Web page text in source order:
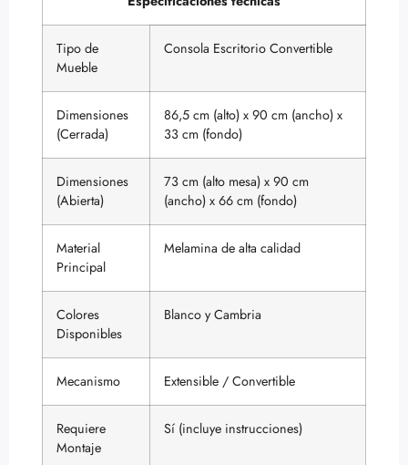
Tipo de
Mueble
Consola Escritorio Convertible
Dimensiones
(Cerrada)
86,5 cm (alto) x 90 cm (ancho) x
33 cm (fondo)
Dimensiones
(Abierta)
73 cm (alto mesa) x 90 cm
(ancho) x 66 cm (fondo)
Material
Principal
Melamina de alta calidad
Colores
Disponibles
Blanco y Cambria
Mecanismo Extensible / Convertible
Requiere
Montaje
Sí (incluye instrucciones)